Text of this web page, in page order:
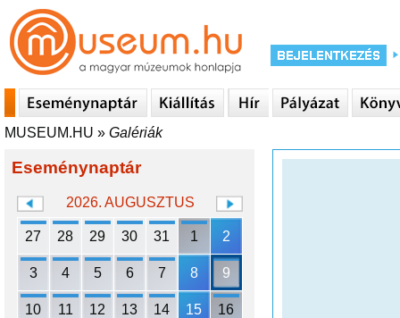
MUSEUM.HU » Galériák
Eseménynaptár
2026. AUGUSZTUS
27 28 29 30 31 1 2
3 4 5 6 7 8 9
10 11 12 13 14 15 16